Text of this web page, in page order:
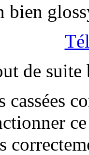
bien
de
cassées